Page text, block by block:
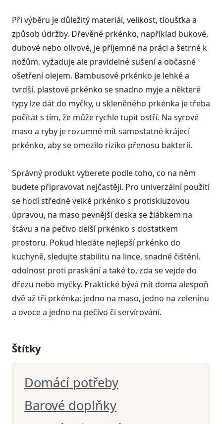
Při výběru je důležitý materiál, velikost, tloušťka a
způsob údržby. Dřevěné prkénko, například bukové,
dubové nebo olivové, je příjemné na práci a šetrné k
nožům, vyžaduje ale pravidelné sušení a občasné
ošetření olejem. Bambusové prkénko je lehké a
tvrdší, plastové prkénko se snadno myje a některé
typy lze dát do myčky, u skleněného prkénka je třeba
počítat s tím, že může rychle tupit ostří. Na syrové
maso a ryby je rozumné mít samostatné krájecí
prkénko, aby se omezilo riziko přenosu bakterií.
Správný produkt vyberete podle toho, co na něm
budete připravovat nejčastěji. Pro univerzální použití
se hodí středně velké prkénko s protiskluzovou
úpravou, na maso pevnější deska se žlábkem na
šťávu a na pečivo delší prkénko s dostatkem
prostoru. Pokud hledáte nejlepší prkénko do
kuchyně, sledujte stabilitu na lince, snadné čištění,
odolnost proti praskání a také to, zda se vejde do
dřezu nebo myčky. Praktické bývá mít doma alespoň
dvě až tři prkénka: jedno na maso, jedno na zeleninu
a ovoce a jedno na pečivo či servírování.
Štítky
Domácí potřeby
Barové doplňky